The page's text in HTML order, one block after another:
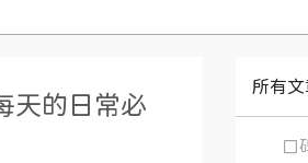
天的日常必
所有
口